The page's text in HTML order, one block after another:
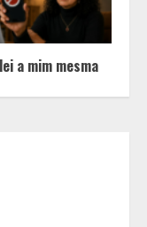
a mim mesma
importa.